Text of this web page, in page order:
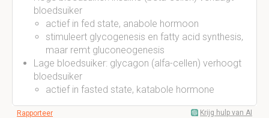
bloedsuiker
actief in fed state, anabole hormoon
stimuleert glycogenesis en fatty acid synthesis,
maar remt gluconeogenesis
Lage bloedsuiker: glycagon (alfa-cellen) verhoogt
bloedsuiker
actief in fasted state, katabole hormone
Rapporteer Krijg hulp van AI